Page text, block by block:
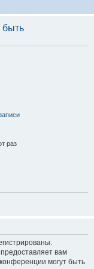
раз
вам
могут быть